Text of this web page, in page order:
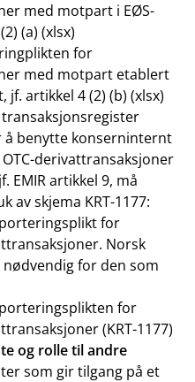
med motpart i EØS-
(a) (xlsx)
for
med motpart etablert
jf. artikkel 4 (2) (b) (xlsx)
å benytte konserninternt
derivattransaksjoner
EMIR artikkel 9, må
av skjema KRT-1177:
for
Norsk
for den som
for
(KRT-1177)
og rolle til andre
som gir tilgang på et